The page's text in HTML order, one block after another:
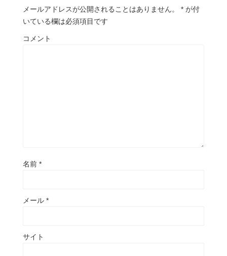
メールアドレスが公開されることはありません。 * が付
いている欄は必須項目です
コメント
名前 *
メール *
サイト